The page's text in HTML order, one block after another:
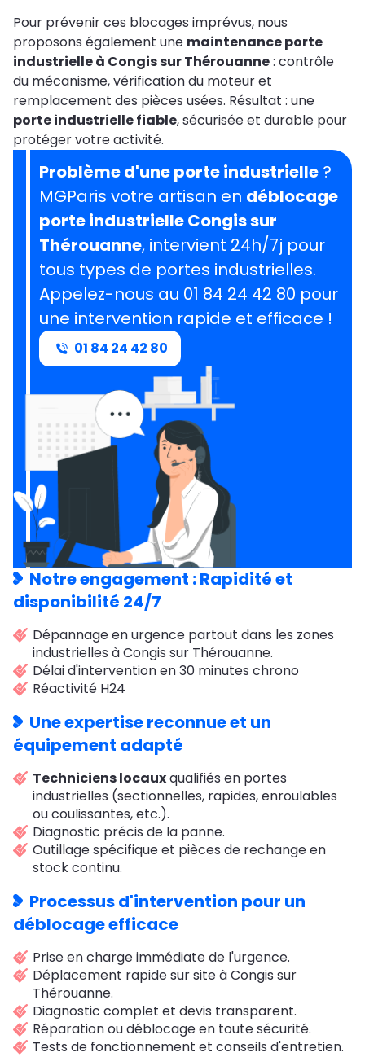
Pour prévenir ces blocages imprévus, nous
proposons également une maintenance porte
industrielle à Congis sur Thérouanne: contrôle
du mécanisme, vérification du moteur et
remplacement des pièces usées. Résultat : une
porte industrielle fiable, sécurisée et durable pour
protéger votre activité.
Problème d'une porte industrielle ?
MGParis votre artisan en déblocage
porte industrielle Congis sur
Thérouanne, intervient 24h/7j pour
tous types de portes industrielles.
Appelez-nous au 01 84 24 42 80 pour
une intervention rapide et efficace !
01 84 24 42 80
Notre engagement : Rapidité et
disponibilité 24/7
Dépannage en urgence partout dans les zones
industrielles à Congis sur Thérouanne.
Délai d'intervention en 30 minutes chrono
Réactivité H24
Une expertise reconnue et un
équipement adapté
Techniciens locauxqualifiés en portes
industrielles (sectionnelles, rapides, enroulables
ou coulissantes, etc.).
Diagnostic précis de la panne.
Outillage spécifique et pièces de rechange en
stock continu.
Processus d'intervention pour un
déblocage efficace
Prise en charge immédiate de l'urgence.
Déplacement rapide sur site à Congis sur
Thérouanne.
Diagnostic complet et devis transparent.
Réparation ou déblocage en toute sécurité.
Tests de fonctionnement et conseils d'entretien.